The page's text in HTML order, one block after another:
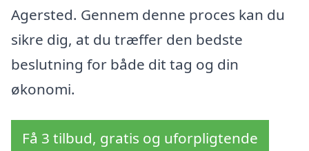
Agersted. Gennem denne proces kan du
sikre dig, at du træffer den bedste
beslutning for både dit tag og din
økonomi.
Få 3 tilbud, gratis og uforpligtende